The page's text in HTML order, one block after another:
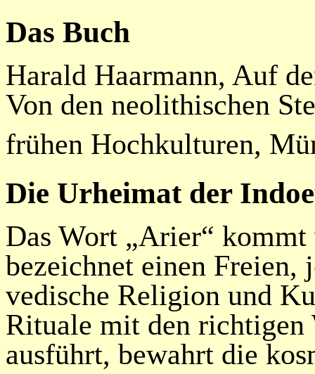
Das Buch
Harald Haarmann, Auf
Von den neolithischen
frühen Hochkulturen,
Die Urheimat der
Das Wort „Arier“
bezeichnet einen Freien,
vedische Religion und
Rituale mit den richtigen
ausführt, bewahrt die